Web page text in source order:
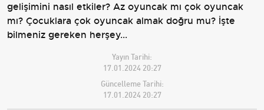
gelişimini nasıl etkiler? Az oyuncak mı çok oyuncak
mı? Çocuklara çok oyuncak almak doğru mu? İşte
bilmeniz gereken herşey...
Yayın Tarihi:
17.01.2024 20:27
Güncelleme Tarihi:
17.01.2024 20:27